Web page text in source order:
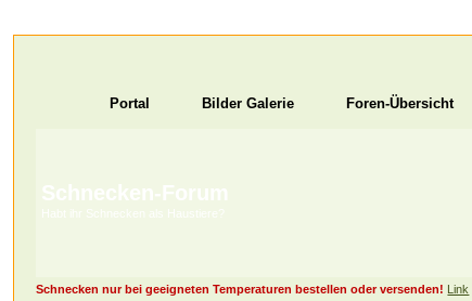
Portal Bilder Galerie Foren-Übersicht
Schnecken-Forum
Habt ihr Schnecken als Haustiere?
Schnecken nur bei geeigneten Temperaturen bestellen oder versenden! Link